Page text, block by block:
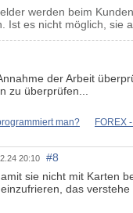
werden beim
Ist es nicht möglich, sie
der Arbeit
zu überprüfen...
man? FOREX
20:10
#8
sie nicht mit Karten
das verstehe